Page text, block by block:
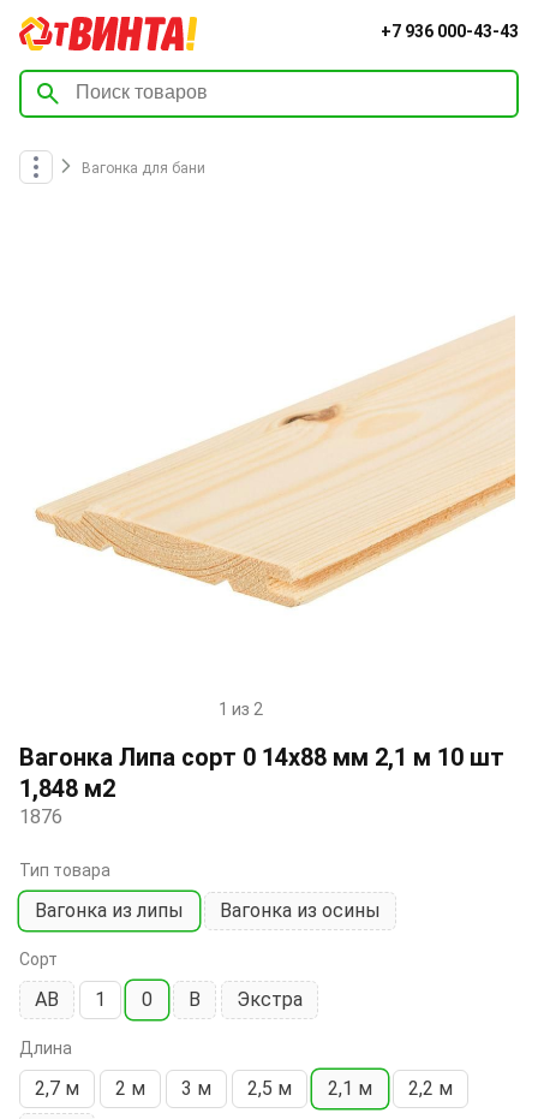
+7 936 000-43-43
Вагонка для бани
1
of
2
1 из 2
Вагонка Липа сорт 0 14х88 мм 2,1 м 10 шт
1,848 м2
1876
Тип товара
Вагонка из липы Вагонка из осины
Сорт
АВ 1 0 В Экстра
Длина
2,7 м 2 м 3 м 2,5 м 2,1 м
2,2 м